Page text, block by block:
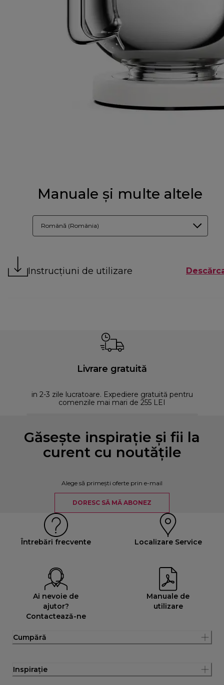
Manuale și multe altele
Română (România)
Instrucțiuni de utilizare
Livrare gratuită
in 2-3 zile lucratoare. Expediere gratuită pentru
comenzile mai mari de 255 LEI
Găsește inspirație și fii la
curent cu noutățile
Alege să primești oferte prin e-mail
DORESC SĂ MĂ ABONEZ
Întrebări frecvente Localizare Service
Ai nevoie de
ajutor?
Contactează-ne
Manuale de
utilizare
Cumpără
Inspirație